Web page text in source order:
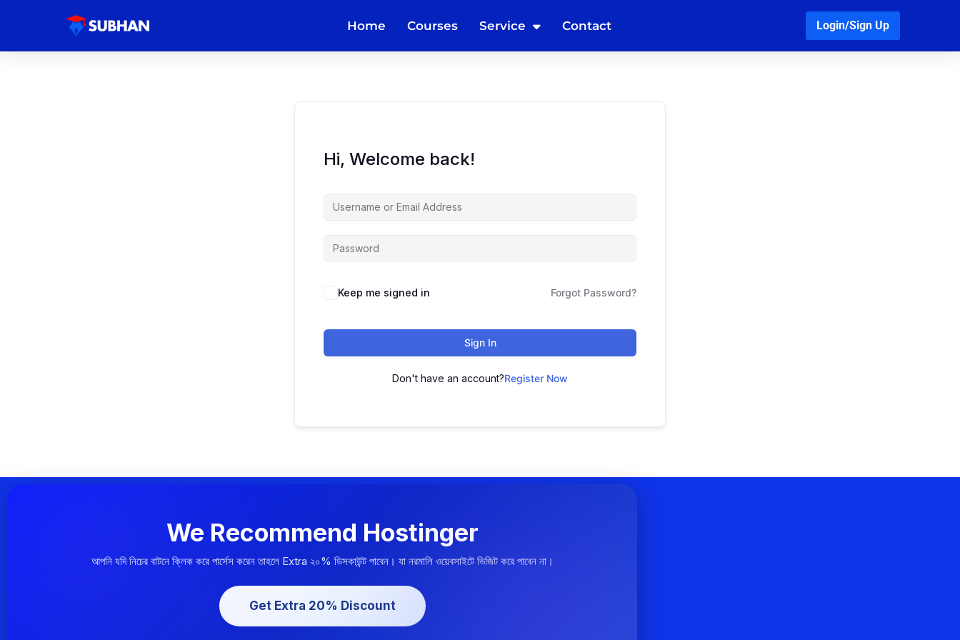
Home Courses Service Contact Login/Sign Up
Hi, Welcome back!
Keep me signed in Forgot Password?
Sign In
Don't have an account?Register Now
We Recommend Hostinger
আপনি যদি নিচের বাটনে ক্লিক করে পার্সেস করেন তাহলে Extra ২০% ডিসকাউন্ট পাবেন। যা নরমালি ওয়েবসাইটে ভিজিট করে পাবেন না।
Get Extra 20% Discount